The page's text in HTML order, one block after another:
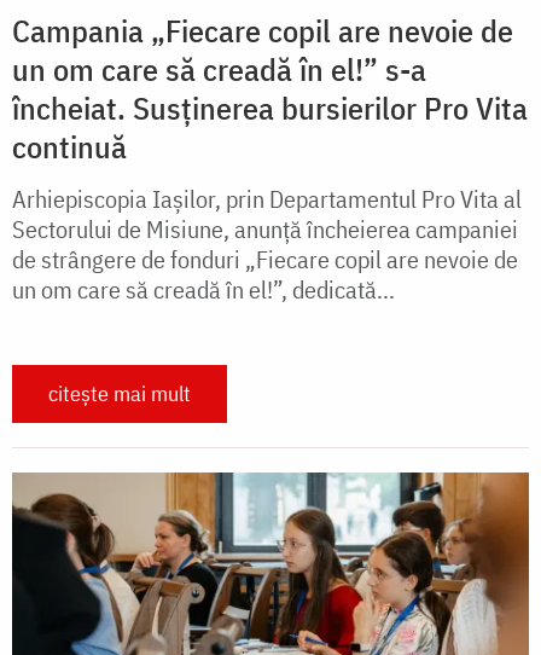
Campania „Fiecare copil are nevoie de
un om care să creadă în el!” s-a
încheiat. Susținerea bursierilor Pro Vita
continuă
Arhiepiscopia Iașilor, prin Departamentul Pro Vita al
Sectorului de Misiune, anunță încheierea campaniei
de strângere de fonduri „Fiecare copil are nevoie de
un om care să creadă în el!”, dedicată...
citește mai mult